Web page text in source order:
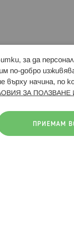
за да
по-добро
върху начина, по
ЗА ПОЛЗВАНЕ
ПРИЕМАМ